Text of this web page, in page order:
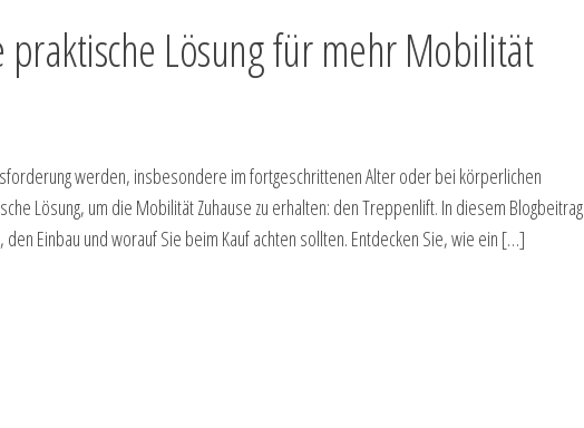
Lösung für mehr Mobilität
werden, insbesondere im fortgeschrittenen Alter oder bei körperlichen
Lösung, um die Mobilität Zuhause zu erhalten: den Treppenlift. In diesem Blogbeitrag
Einbau und worauf Sie beim Kauf achten sollten. Entdecken Sie, wie ein […]